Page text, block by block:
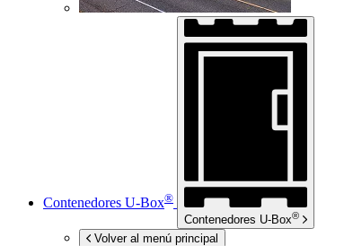
Contenedores U-Box®
Contenedores U-Box®
Volver al menú principal